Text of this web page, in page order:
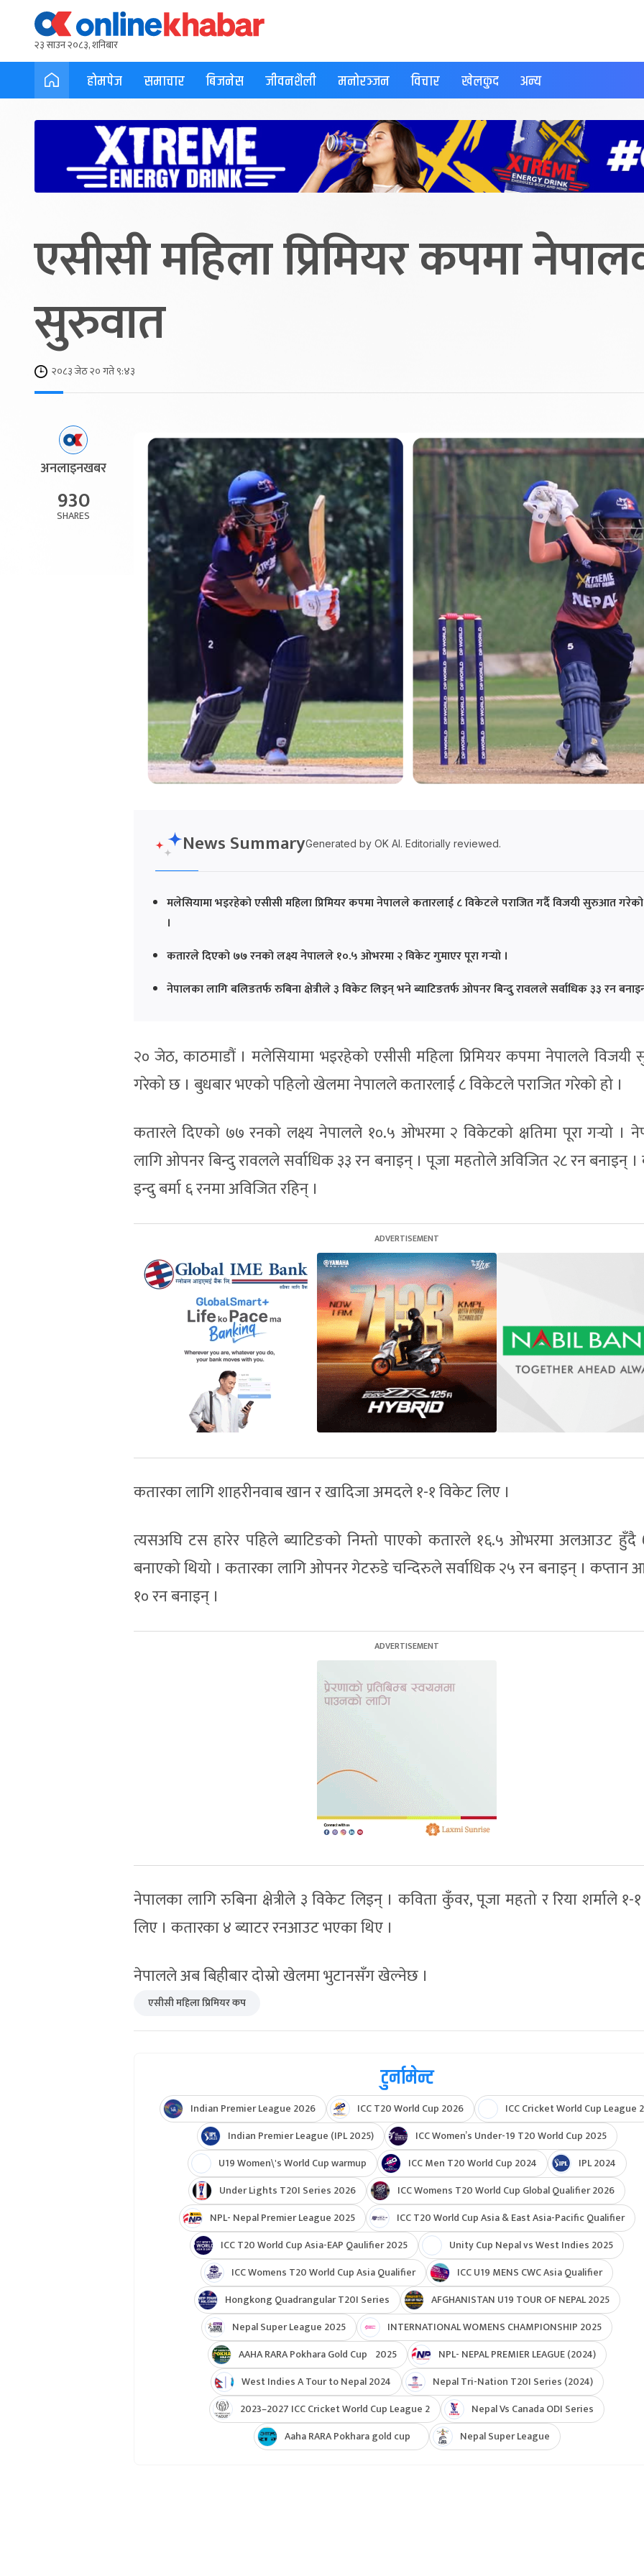
२३ साउन २०८३, शनिबार
होमपेज समाचार बिजनेस जीवनशैली मनोरञ्जन विचार खेलकुद अन्य
एसीसी महिला प्रिमियर कपमा
सुरुवात
२०८३ जेठ २० गते ९:४३
अनलाइनखबर
930
SHARES
News SummaryGenerated by OK AI. Editorially reviewed.
मलेसियामा भइरहेको एसीसी महिला प्रिमियर कपमा नेपालले कतारलाई ८ विकेटले पराजित गर्दै विजयी सुरुआत
।
कतारले दिएको ७७ रनको लक्ष्य नेपालले १०.५ ओभरमा २ विकेट गुमाएर पूरा गर्‍यो ।
नेपालका लागि बलिङतर्फ रुबिना क्षेत्रीले ३ विकेट लिइन् भने ब्याटिङतर्फ ओपनर बिन्दु रावलले सर्वाधिक ३३ रन
२० जेठ, काठमाडौं । मलेसियामा भइरहेको एसीसी महिला प्रिमियर कपमा नेपालले विजयी
गरेको छ । बुधबार भएको पहिलो खेलमा नेपालले कतारलाई ८ विकेटले पराजित गरेको हो ।
कतारले दिएको ७७ रनको लक्ष्य नेपालले १०.५ ओभरमा २ विकेटको क्षतिमा पूरा गर्‍यो ।
लागि ओपनर बिन्दु रावलले सर्वाधिक ३३ रन बनाइन् । पूजा महतोले अविजित २८ रन बनाइन् ।
इन्दु बर्मा ६ रनमा अविजित रहिन् ।
कतारका लागि शाहरीनवाब खान र खादिजा अमदले १-१ विकेट लिए ।
त्यसअघि टस हारेर पहिले ब्याटिङको निम्तो पाएको कतारले १६.५ ओभरमा अलआउट हुँदै
बनाएको थियो । कतारका लागि ओपनर गेटरुडे चन्दिरुले सर्वाधिक २५ रन बनाइन् । कप्तान
१० रन बनाइन् ।
नेपालका लागि रुबिना क्षेत्रीले ३ विकेट लिइन् । कविता कुँवर, पूजा महतो र रिया शर्माले १-
लिए । कतारका ४ ब्याटर रनआउट भएका थिए ।
नेपालले अब बिहीबार दोस्रो खेलमा भुटानसँग खेल्नेछ ।
एसीसी महिला प्रिमियर कप
टुर्नामेन्ट
Indian Premier League 2026 ICC T20 World Cup 2026
ICC Cricket World Cup League 2
Indian Premier League (IPL 2025)
ICC Women’s Under-19 T20 World Cup 2025
U19 Women\'s World Cup warmup
ICC Men T20 World Cup 2024
IPL 2024
Under Lights T20I Series 2026
ICC Womens T20 World Cup Global Qualifier 2026
NPL- Nepal Premier League 2025
ICC T20 World Cup Asia & East Asia-Pacific Qualifier
ICC T20 World Cup Asia-EAP Qaulifier 2025
Unity Cup Nepal vs West Indies 2025
ICC Womens T20 World Cup Asia Qualifier
ICC U19 MENS CWC Asia Qualifier
Hongkong Quadrangular T20I Series
AFGHANISTAN U19 TOUR OF NEPAL 2025
Nepal Super League 2025
INTERNATIONAL WOMENS CHAMPIONSHIP 2025
AAHA RARA Pokhara Gold Cup 2025
NPL- NEPAL PREMIER LEAGUE (2024)
West Indies A Tour to Nepal 2024
Nepal Tri-Nation T20I Series (2024)
2023–2027 ICC Cricket World Cup League 2
Nepal Vs Canada ODI Series
Aaha RARA Pokhara gold cup
Nepal Super League